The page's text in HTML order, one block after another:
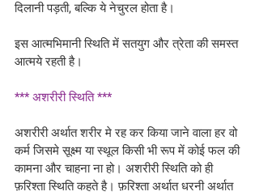
दिलानी पड़ती, बल्कि ये नेचुरल होता है।
इस आत्मभिमानी स्थिति में सतयुग और त्रेता की समस्त
आत्मये रहती है।
*** अशरीरी स्थिति ***
अशरीरी अर्थात शरीर मे रह कर किया जाने वाला हर वो
कर्म जिसमे सूक्ष्म या स्थूल किसी भी रूप में कोई फल की
कामना और चाहना ना हो। अशरीरी स्थिति को ही
फ़रिश्ता स्थिति कहते है। फ़रिश्ता अर्थात धरनी अर्थात